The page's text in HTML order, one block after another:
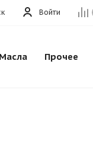
Войти
Масла Прочее